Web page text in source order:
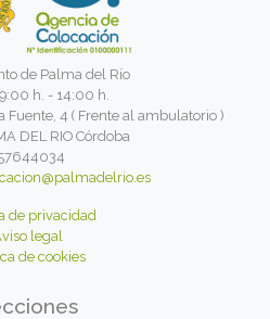
de Palma del Río
h. - 14:00 h.
Fuente, 4 ( Frente al ambulatorio )
DEL RIO Córdoba
de privacidad
legal
de cookies